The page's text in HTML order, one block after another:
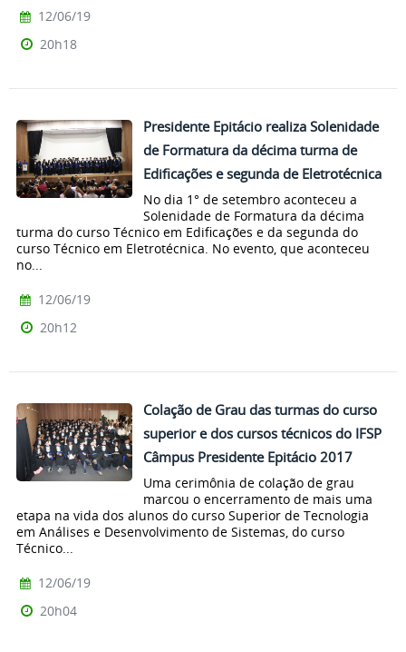
12/06/19
20h18
Presidente Epitácio realiza Solenidade
de Formatura da décima turma de
Edificações e segunda de Eletrotécnica
No dia 1° de setembro aconteceu a
Solenidade de Formatura da décima
turma do curso Técnico em Edificações e da segunda do
curso Técnico em Eletrotécnica. No evento, que aconteceu
no...
12/06/19
20h12
Colação de Grau das turmas do curso
superior e dos cursos técnicos do IFSP
Câmpus Presidente Epitácio 2017
Uma cerimônia de colação de grau
marcou o encerramento de mais uma
etapa na vida dos alunos do curso Superior de Tecnologia
em Análises e Desenvolvimento de Sistemas, do curso
Técnico...
12/06/19
20h04